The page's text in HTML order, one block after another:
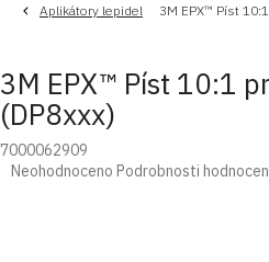
Aplikátory lepidel
3M EPX™ Píst
3M EPX™ Píst 10:1
(DP8xxx)
7000062909
Průměrné
Neohodnoceno Podrobnosti